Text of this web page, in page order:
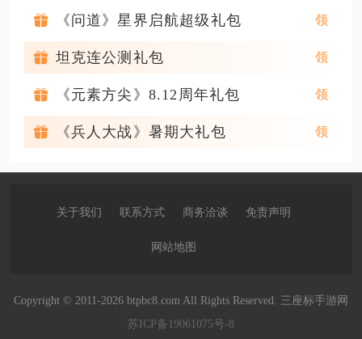
《问道》星界启航超级礼包
坦克连公测礼包
《元素方尖》8.12周年礼包
《兵人大战》暑期大礼包
关于我们 联系方式 商务洽谈 免责声明
网站地图
Copyright © 2011-2026 btpbc8.com All Rights Reserved. 三座标手游网
苏ICP备19061075号-8